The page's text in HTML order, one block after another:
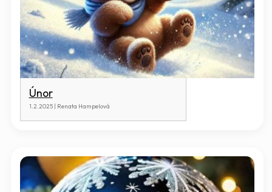
Únor
1.2.2025 | Renata Hampelová